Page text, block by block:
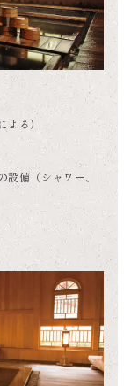
る）
備（シャワー、